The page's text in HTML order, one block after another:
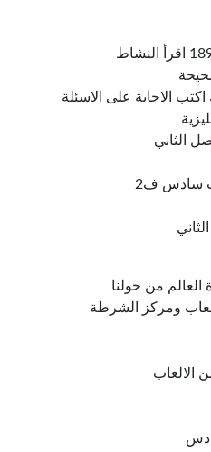
الاجابة على الاسئلة
الثاني
سادس ف2
العالم من حولنا
ومركز الشرطة
الالعاب